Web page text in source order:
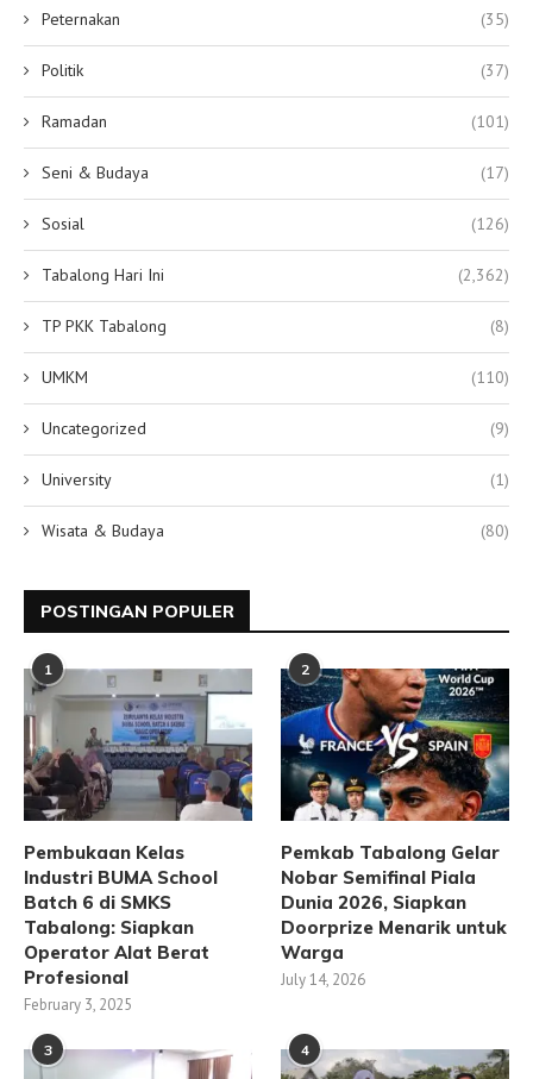
Peternakan (35)
Politik (37)
Ramadan (101)
Seni & Budaya (17)
Sosial (126)
Tabalong Hari Ini (2,362)
TP PKK Tabalong (8)
UMKM (110)
Uncategorized (9)
University (1)
Wisata & Budaya (80)
POSTINGAN POPULER
1
Pembukaan Kelas
Industri BUMA School
Batch 6 di SMKS
Tabalong: Siapkan
Operator Alat Berat
Profesional
February 3, 2025
2
Pemkab Tabalong Gelar
Nobar Semifinal Piala
Dunia 2026, Siapkan
Doorprize Menarik untuk
Warga
July 14, 2026
3 4